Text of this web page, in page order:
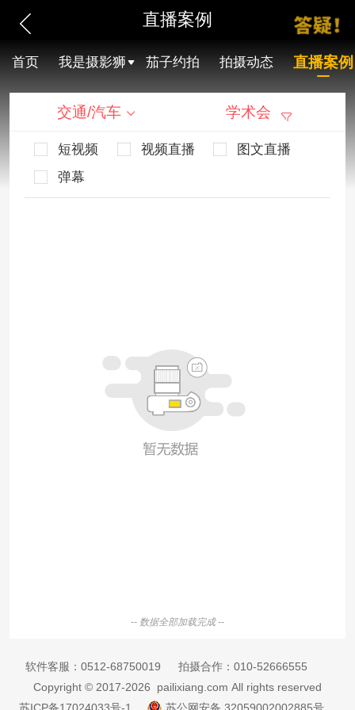
直播案例
首页 我是摄影狮 茄子约拍 拍摄动态 直播案例
交通/汽车 学术会
短视频 视频直播
图文直播
弹幕
-- 数据全部加载完成 --
软件客服： 0512-68750019 拍摄合作： 010-52666555
Copyright © 2017-2026 pailixiang.com All rights reserved
苏ICP备17024033号-1
苏公网安备 32059002002885号